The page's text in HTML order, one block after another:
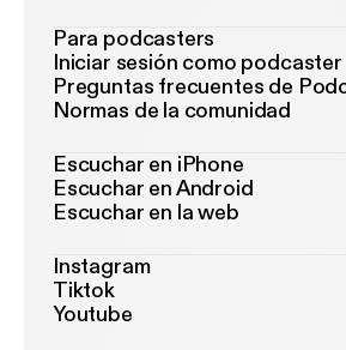
Para podcasters
Iniciar sesión como podcaster
Preguntas frecuentes de
Normas de la comunidad
Escuchar en iPhone
Escuchar en Android
Escuchar en la web
Instagram
Tiktok
Youtube